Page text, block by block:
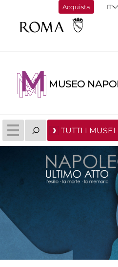
Acquista
MUSEO
TUTTI I MUSEI